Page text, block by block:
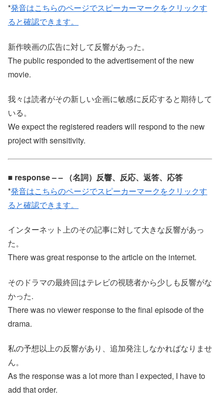
*発音はこちらのページでスピーカーマークをクリックす
ると確認できます。
新作映画の広告に対して反響があった。
The public responded to the advertisement of the new
movie.
我々は読者がその新しい企画に敏感に反応すると期待して
いる。
We expect the registered readers will respond to the new
project with sensitivity.
■ response – – （名詞）反響、反応、返答、応答
*発音はこちらのページでスピーカーマークをクリックす
ると確認できます。
インターネット上のその記事に対して大きな反響があっ
た。
There was great response to the article on the internet.
そのドラマの最終回はテレビの視聴者から少しも反響がな
かった.
There was no viewer response to the final episode of the
drama.
私の予想以上の反響があり、追加発注しなかればなりませ
ん。
As the response was a lot more than I expected, I have to
add that order.